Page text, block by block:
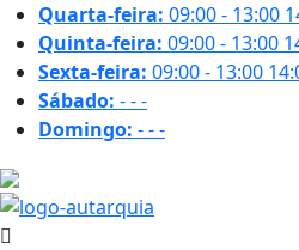
Quarta-feira: 09:00 - 13:00
Quinta-feira: 09:00 - 13:00
Sexta-feira: 09:00 - 13:00
Sábado: ---
Domingo: ---